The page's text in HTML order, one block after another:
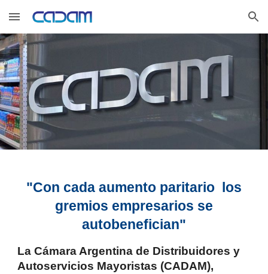
Skip to main content Skip to navigation
"Con cada aumento paritario los
gremios empresarios se
autobenefician"
La Cámara Argentina de Distribuidores y
Autoservicios Mayoristas (CADAM),